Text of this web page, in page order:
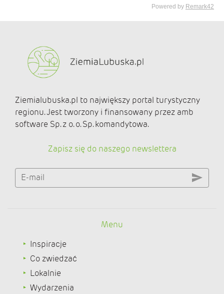
Ziemialubuska.pl to największy portal turystyczny
regionu. Jest tworzony i finansowany przez amb
software Sp. z o. o. Sp. komandytowa.
Zapisz się do naszego newslettera
E-mail
Menu
Inspiracje
Co zwiedzać
Lokalnie
Wydarzenia